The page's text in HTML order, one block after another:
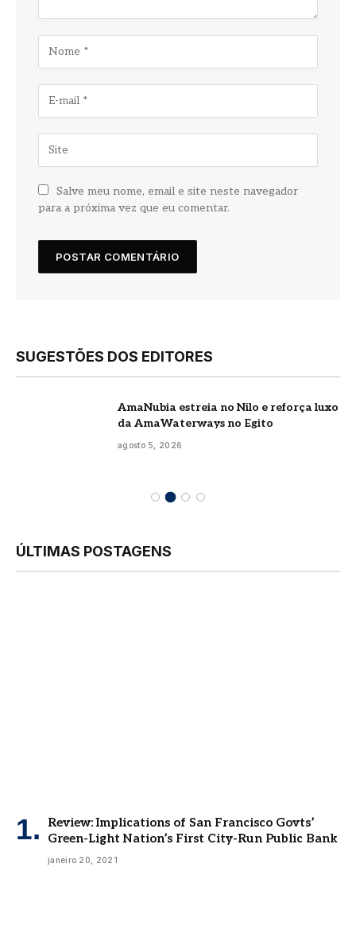
Salve meu nome, email e site neste navegador
para a próxima vez que eu comentar.
SUGESTÕES DOS EDITORES
AmaNubia estreia no Nilo e reforça luxo
da AmaWaterways no Egito
agosto 5, 2026
ÚLTIMAS POSTAGENS
Review: Implications of San Francisco Govts’
Green-Light Nation’s First City-Run Public Bank
janeiro 20, 2021